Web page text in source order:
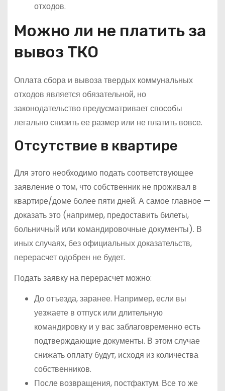
отходов.
Можно ли не платить за
вывоз ТКО
Оплата сбора и вывоза твердых коммунальных
отходов является обязательной, но
законодательство предусматривает способы
легально снизить ее размер или не платить вовсе.
Отсутствие в квартире
Для этого необходимо подать соответствующее
заявление о том, что собственник не проживал в
квартире/доме более пяти дней. А самое главное —
доказать это (например, предоставить билеты,
больничный или командировочные документы). В
иных случаях, без официальных доказательств,
перерасчет одобрен не будет.
Подать заявку на перерасчет можно:
До отъезда, заранее. Например, если вы
уезжаете в отпуск или длительную
командировку и у вас заблаговременно есть
подтверждающие документы. В этом случае
снижать оплату будут, исходя из количества
собственников.
После возвращения, постфактум. Все то же